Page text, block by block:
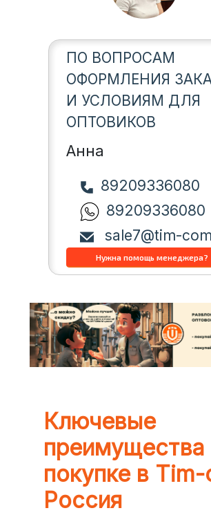
ПО ВОПРОСАМ
ОФОРМЛЕНИЯ
И УСЛОВИЯМ ДЛЯ
ОПТОВИКОВ
Анна
89209336080
89209336080
sale7@tim-
Ключевые
преимущества
покупке в
Россия